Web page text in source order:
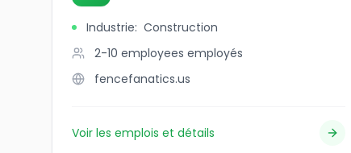
Industrie: Construction
2-10 employees employés
fencefanatics.us
Voir les emplois et détails